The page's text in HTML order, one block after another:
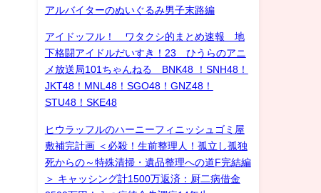
アルバイターのぬいぐるみ男子末路編
アイドッフル！ ワタクシ的まとめ速報 地
下格闘アイドルだいすき！23 ひうらのアニ
メ放送局101ちゃんねる BNK48 ！SNH48！
JKT48！MNL48！SGO48！GNZ48！
STU48！SKE48
ヒウラッフルのハーニーフィニッシュゴミ屋
敷補完計画 ＜必殺！生前整理人！孤立し孤独
死からの～特殊清掃・遺品整理への道F完結編
＞ キャッシング計1500万返済：厨二病借金